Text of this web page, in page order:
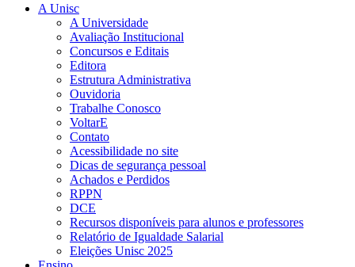
A Unisc
A Universidade
Avaliação Institucional
Concursos e Editais
Editora
Estrutura Administrativa
Ouvidoria
Trabalhe Conosco
VoltarE
Contato
Acessibilidade no site
Dicas de segurança pessoal
Achados e Perdidos
RPPN
DCE
Recursos disponíveis para alunos e professores
Relatório de Igualdade Salarial
Eleições Unisc 2025